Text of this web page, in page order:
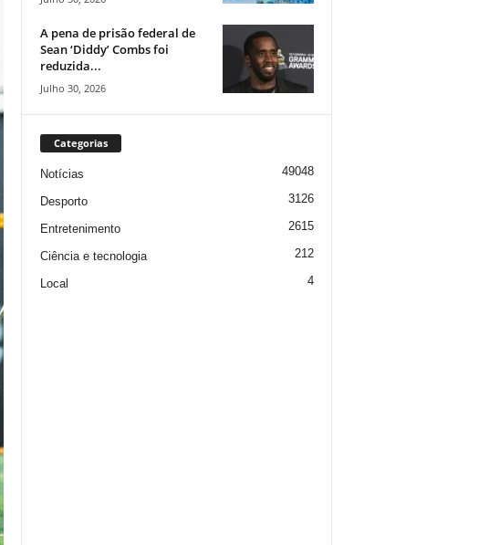
A pena de prisão federal de
Sean ‘Diddy’ Combs foi
reduzida...
Julho 30, 2026
Categorias
Notícias 49048
Desporto 3126
Entretenimento 2615
Ciência e tecnologia 212
Local 4